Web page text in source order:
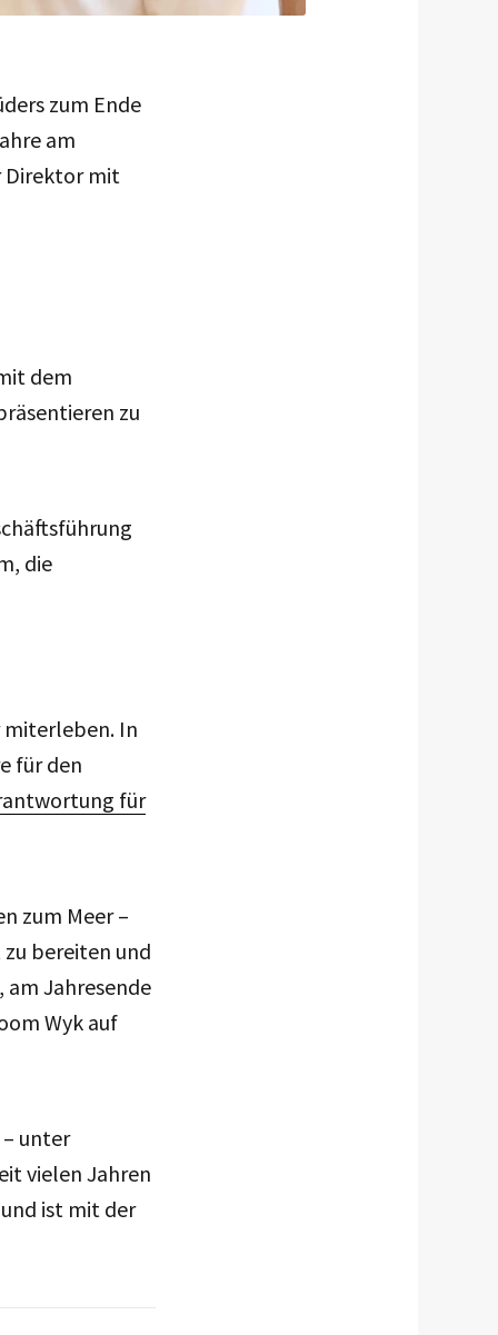
zum Ende
am
Direktor mit
dem
zu
die
miterleben. In
für den
für
zum Meer –
bereiten und
Jahresende
Wyk auf
unter
vielen Jahren
ist mit der